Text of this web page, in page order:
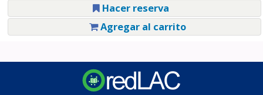
Hacer reserva
Agregar al carrito